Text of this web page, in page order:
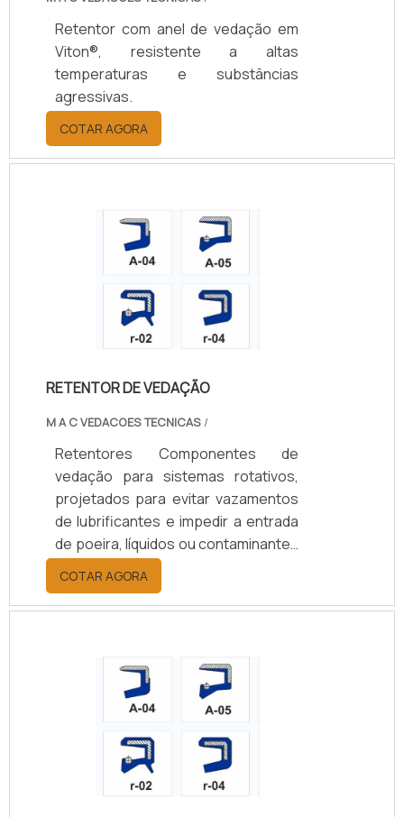
Retentor com anel de vedação em
Viton®, resistente a altas
temperaturas e substâncias
agressivas.
COTAR AGORA
RETENTOR DE VEDAÇÃO
M A C VEDACOES TECNICAS /
Retentores Componentes de
vedação para sistemas rotativos,
projetados para evitar vazamentos
de lubrificantes e impedir a entrada
de poeira, líquidos ou contaminantes
em eixos e rolamentos. Disponíveis
em borracha nitrílica (NBR), Viton
(FKM), silicone, PTFE ou grafite,
+200°C, conforme o material.
Oferecem opções de vedação
simples ou dupla, com ou sem mola,
e diâmetros de 10 a 200 mm.
Aplicados em setores automotivo,
agrícola, naval, ferroviário e
industrial, aumentam a durabilidade
COTAR AGORA